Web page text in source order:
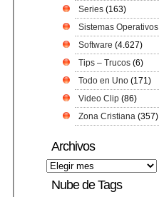
Series (163)
Sistemas Operativos
Software (4.627)
Tips – Trucos (6)
Todo en Uno (171)
Video Clip (86)
Zona Cristiana (357)
Archivos
Nube de Tags